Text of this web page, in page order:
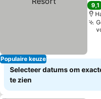
Populaire keuze
9,1
Selecteer datums om
te zien